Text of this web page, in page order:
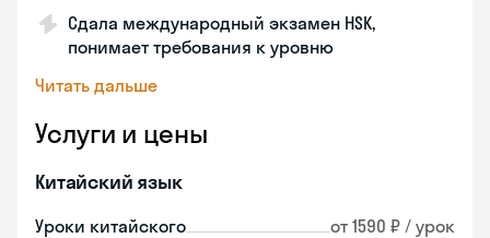
Сдала международный экзамен HSK,
понимает требования к уровню
Читать дальше
Услуги и цены
Китайский язык
Уроки китайского от 1590 ₽ / урок